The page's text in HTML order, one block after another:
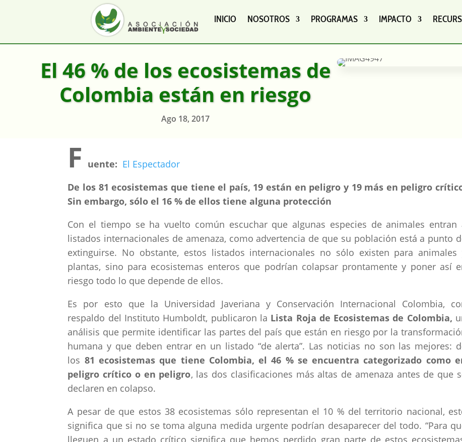
INICIO NOSOTROS PROGRAMAS IMPACTO
El 46 % de los ecosistemas de
Colombia están en riesgo
Ago 18, 2017
F uente: El Espectador
De los 81 ecosistemas que tiene el país, 19 están en peligro y 19 más en peligro
Sin embargo, sólo el 16 % de ellos tiene alguna protección
Con el tiempo se ha vuelto común escuchar que algunas especies de animales entran
listados internacionales de amenaza, como advertencia de que su población está a punto
extinguirse. No obstante, estos listados internacionales no sólo existen para animales
plantas, sino para ecosistemas enteros que podrían colapsar prontamente y poner así
riesgo todo lo que depende de ellos.
Es por esto que la Universidad Javeriana y Conservación Internacional Colombia,
respaldo del Instituto Humboldt, publicaron la Lista Roja de Ecosistemas de Colombia,
análisis que permite identificar las partes del país que están en riesgo por la
humana y que deben entrar en un listado “de alerta”. Las noticias no son las mejores:
los 81 ecosistemas que tiene Colombia, el 46 % se encuentra categorizado como
peligro crítico o en peligro, las dos clasificaciones más altas de amenaza antes de que
declaren en colapso.
A pesar de que estos 38 ecosistemas sólo representan el 10 % del territorio nacional,
significa que si no se toma alguna medida urgente podrían desaparecer del todo. “Para
lleguen a un estado crítico significa que hemos perdido gran parte de estos